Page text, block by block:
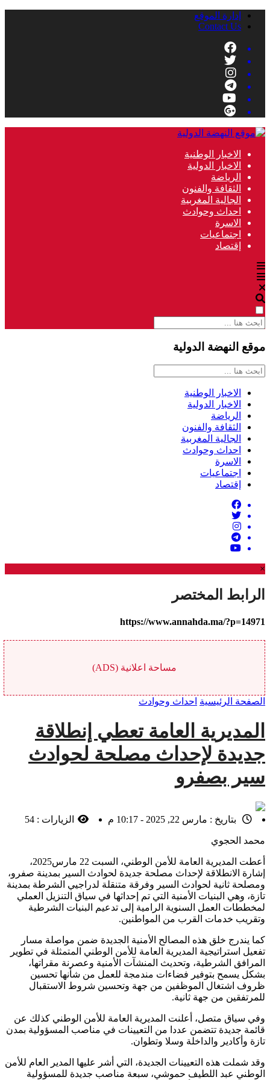
إدارة الموقع
Contact Us
الاخبار الوطنية
الاخبار الدولية
الرياضة
الثقافة والفنون
الجالية المغربية
احداث وحوادث
الاسرة
اجتماعيات
إقتصاد
موقع النهضة الدولية
الاخبار الوطنية
الاخبار الدولية
الرياضة
الثقافة والفنون
الجالية المغربية
احداث وحوادث
الاسرة
اجتماعيات
إقتصاد
×
الرابط المختصر
https://www.annahda.ma/?p=14971
مساحة اعلانية (ADS)
الصفحة الرئيسية احداث وحوادث
المديرية العامة تعطي إنطلاقة
جديدة لإحداث مصلحة لحوادث
سير بصفرو
بتاريخ : مارس 22, 2025 - 10:17 م الزيارات : 54
محمد الحجوي
أعطت المديرية العامة للأمن الوطني، السبت 22 مارس2025،
إشارة الانطلاقة لإحداث مصلحة جديدة لحوادث السير بمدينة صفرو،
ومصلحة ثانية لحوادث السير وفرقة متنقلة لدراجيي الشرطة بمدينة
تازة، وهي البنيات الأمنية التي تم إحداثها في سياق التنزيل العملي
لمخططات العمل السنوية الرامية إلى تدعيم البنيات الشرطية
وتقريب خدمات القرب من المواطنين.
كما يندرج خلق هذه المصالح الأمنية الجديدة ضمن مواصلة مسار
تفعيل استراتيجية المديرية العامة للأمن الوطني المتمثلة في تطوير
المرافق الشرطية، وتحديث المنشآت الأمنية وعصرنة مقراتها،
بشكل يسمح بتوفير فضاءات مندمجة للعمل من شأنها تحسين
ظروف اشتغال الموظفين من جهة وتحسين شروط الاستقبال
للمرتفقين من جهة ثانية.
وفي سياق متصل، أعلنت المديرية العامة للأمن الوطني كذلك عن
قائمة جديدة تتضمن عددا من التعيينات في مناصب المسؤولية بمدن
تازة وأكادير والداخلة وسلا وتطوان.
وقد شملت هذه التعيينات الجديدة، التي أشر عليها المدير العام للأمن
الوطني عبد اللطيف حموشي، سبعة مناصب جديدة للمسؤولية